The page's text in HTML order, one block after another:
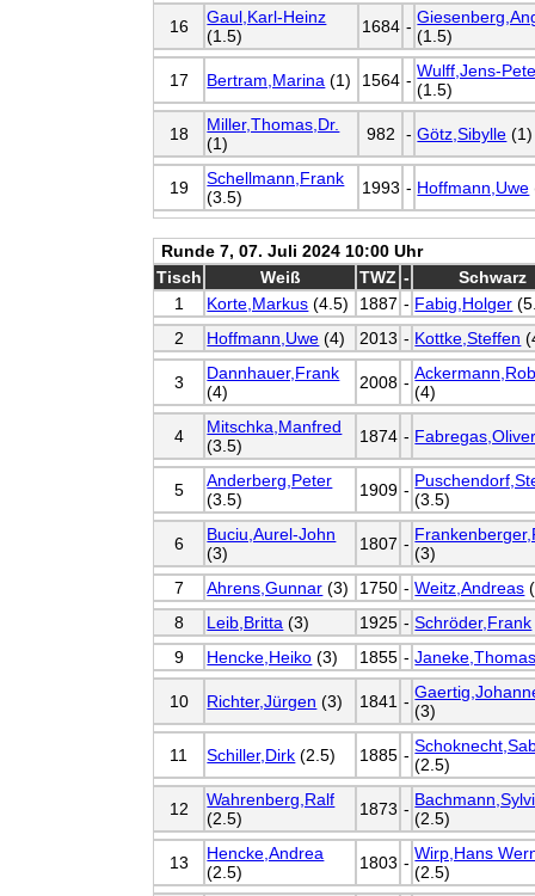
16
Gaul,Karl-Heinz
(1.5)
1684 - (1.5)
17 Bertram,Marina (1) 1564 - Wulff,Jens-
(1.5)
18
Miller,Thomas,Dr.
(1)
982 - Götz,Sibylle (1)
19
Schellmann,Frank
(3.5)
1993 - Hoffmann,Uwe
Runde 7, 07. Juli 2024 10:00 Uhr
Tisch
Weiß TWZ -
Schwarz
1
Korte,Markus (4.5) 1887 - Fabig,Holger
2
Hoffmann,Uwe (4) 2013 - Kottke,Steffen
3
Dannhauer,Frank
(4)
2008 - (4)
4
Mitschka,Manfred
(3.5)
1874 -
5
Anderberg,Peter
(3.5)
1909 - (3.5)
6
Buciu,Aurel-John
(3)
1807 - (3)
7
Ahrens,Gunnar (3) 1750 - Weitz,Andreas
8
Leib,Britta (3) 1925 - Schröder,Frank
9
Hencke,Heiko (3) 1855 -
10 Richter,Jürgen (3) 1841 - (3)
11 Schiller,Dirk (2.5) 1885 - (2.5)
12
Wahrenberg,Ralf
(2.5)
1873 - (2.5)
13
Hencke,Andrea
(2.5)
1803 - Wirp,Hans
(2.5)